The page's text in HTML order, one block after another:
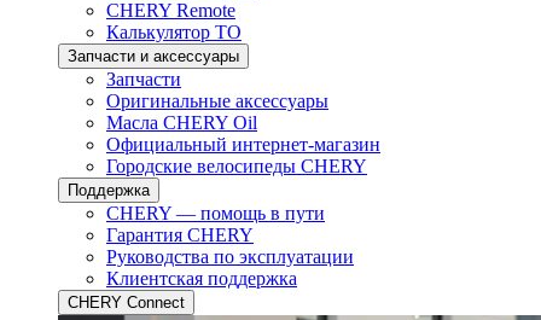
CHERY Remote
Калькулятор ТО
Запчасти и аксессуары
Запчасти
Оригинальные аксессуары
Масла CHERY Oil
Официальный интернет-магазин
Городские велосипеды CHERY
Поддержка
CHERY — помощь в пути
Гарантия CHERY
Руководства по эксплуатации
Клиентская поддержка
CHERY Connect